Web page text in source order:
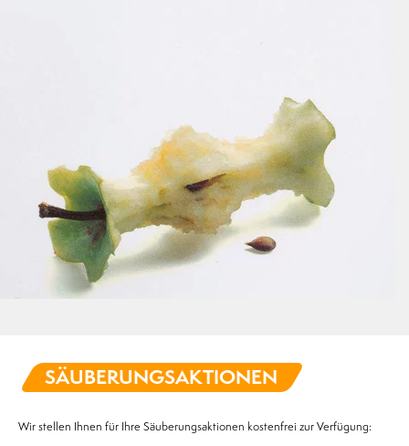
SÄUBERUNGSAKTIONEN
Wir stellen Ihnen für Ihre Säuberungsaktionen kostenfrei zur Verfügung: